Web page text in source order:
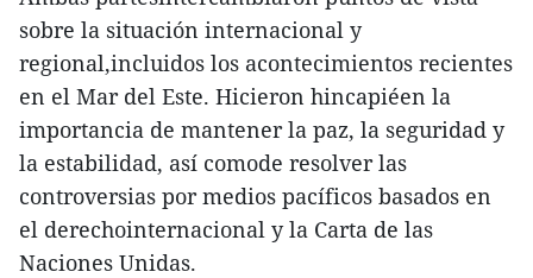
sobre la situación internacional y
regional,incluidos los acontecimientos recientes
en el Mar del Este. Hicieron hincapiéen la
importancia de mantener la paz, la seguridad y
la estabilidad, así comode resolver las
controversias por medios pacíficos basados en
el derechointernacional y la Carta de las
Naciones Unidas.